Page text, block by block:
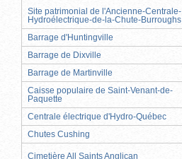
Site patrimonial de l'Ancienne-Centrale-
Hydroélectrique-de-la-Chute-Burroughs
Barrage d'Huntingville
Barrage de Dixville
Barrage de Martinville
Caisse populaire de Saint-Venant-de-
Paquette
Centrale électrique d'Hydro-Québec
Chutes Cushing
Cimetière All Saints Anglican